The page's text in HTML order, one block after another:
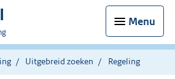
Menu
Uitgebreid zoeken Regeling